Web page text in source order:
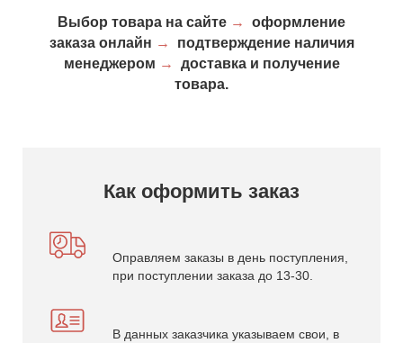
Выбор товара на сайте →
оформление
заказа онлайн →
подтверждение наличия
менеджером →
доставка и получение
товара.
Как оформить заказ
Оправляем заказы в день поступления,
при поступлении заказа до 13-30.
В данных заказчика указываем свои, в